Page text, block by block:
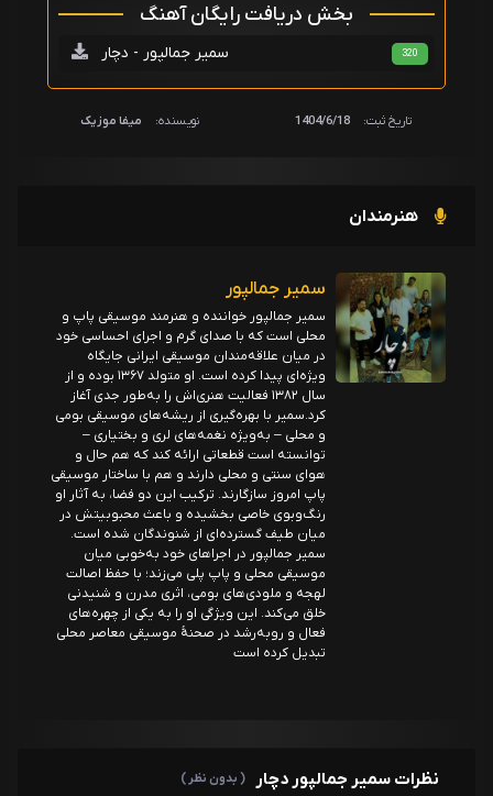
بخش دریافت رایگان آهنگ
سمیر جمالپور - دچار 320
تاریخ ثبت: 1404/6/18 نویسنده: میفا موزیک
هنرمندان
سمیر جمالپور
سمیر جمالپور خواننده و هنرمند موسیقی پاپ و
محلی است که با صدای گرم و اجرای احساسی خود
در میان علاقه‌مندان موسیقی ایرانی جایگاه
ویژه‌ای پیدا کرده است. او متولد ۱۳۶۷ بوده و از
سال ۱۳۸۲ فعالیت هنری‌اش را به‌طور جدی آغاز
کرد.سمیر با بهره‌گیری از ریشه‌های موسیقی بومی
و محلی – به‌ویژه نغمه‌های لری و بختیاری –
توانسته است قطعاتی ارائه کند که هم حال و
هوای سنتی و محلی دارند و هم با ساختار موسیقی
پاپ امروز سازگارند. ترکیب این دو فضا، به آثار او
رنگ‌وبوی خاصی بخشیده و باعث محبوبیتش در
میان طیف گسترده‌ای از شنوندگان شده است.
سمیر جمالپور در اجراهای خود به‌خوبی میان
موسیقی محلی و پاپ پلی می‌زند؛ با حفظ اصالت
لهجه و ملودی‌های بومی، اثری مدرن و شنیدنی
خلق می‌کند. این ویژگی او را به یکی از چهره‌های
فعال و رو‌به‌رشد در صحنهٔ موسیقی معاصر محلی
تبدیل کرده است
نظرات سمیر جمالپور دچار ( بدون نظر )